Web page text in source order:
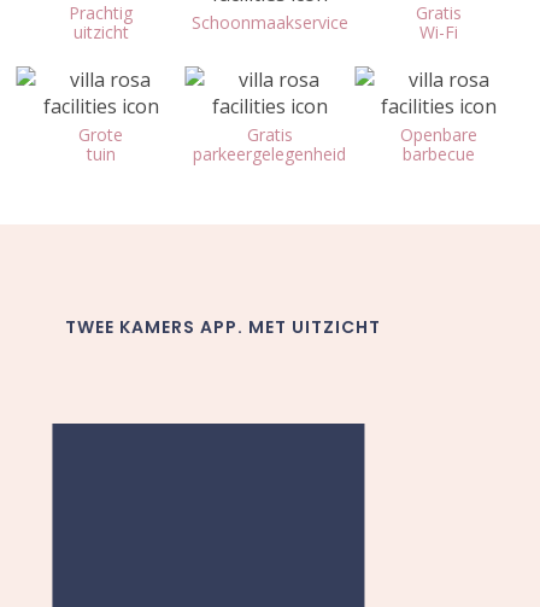
Prachtig
uitzicht
Schoonmaakservice
Gratis
Wi-Fi
Grote
tuin
Gratis
parkeergelegenheid
Openbare
barbecue
TWEE KAMERS APP. MET UITZICHT